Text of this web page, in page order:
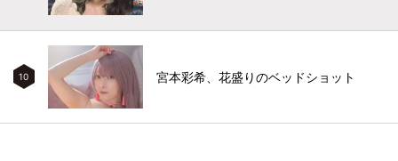
10 宮本彩希、花盛りのベッドショット